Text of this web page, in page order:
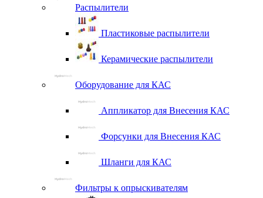
Распылители
Пластиковые распылители
Керамические распылители
Оборудование для КАС
Аппликатор для Внесения КАС
Форсунки для Внесения КАС
Шланги для КАС
Фильтры к опрыскивателям